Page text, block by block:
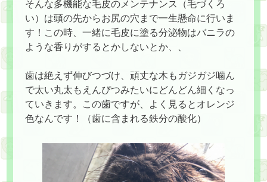
そんな多機能な毛皮のメンテナンス（毛づくろ
い）は頭の先からお尻の穴まで一生懸命に行いま
す！この時、一緒に毛皮に塗る分泌物はバニラの
ような香りがするとかしないとか、、
歯は絶えず伸びつづけ、頑丈な木もガジガジ噛ん
で太い丸太もえんぴつみたいにどんどん細くなっ
ていきます。この歯ですが、よく見るとオレンジ
色なんです！（歯に含まれる鉄分の酸化）